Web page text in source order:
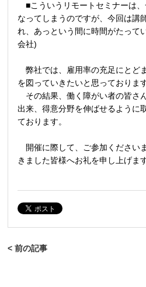
■こういうリモートセミナーは、
なってしまうのですが、今回は講
れ、あっという間に時間がたって
会社)
弊社では、雇用率の充足にとど
を図っていきたいと思っております
その結果、働く障がい者の皆さ
出来、得意分野を伸ばせるように
ております。
開催に際して、ご参加ください
きました皆様へお礼を申し上げます
< 前の記事